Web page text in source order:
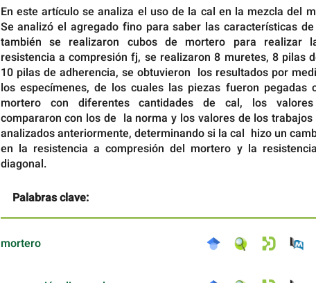
En este artículo se analiza el uso de la cal en la mezcla del
Se analizó el agregado fino para saber las características
también se realizaron cubos de mortero para realizar
resistencia a compresión fj, se realizaron 8 muretes, 8 pilas
10 pilas de adherencia, se obtuvieron los resultados por
los especímenes, de los cuales las piezas fueron pegadas
mortero con diferentes cantidades de cal, los
compararon con los de la norma y los valores de los
analizados anteriormente, determinando si la cal hizo un
en la resistencia a compresión del mortero y la
diagonal.
Palabras clave:
mortero